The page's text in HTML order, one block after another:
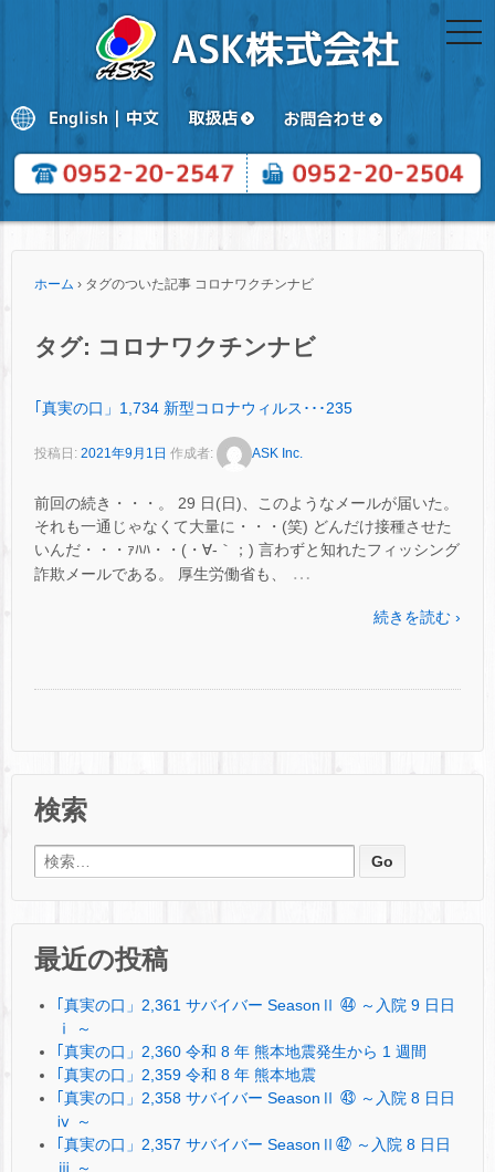
ホーム › タグのついた記事 コロナワクチンナビ
タグ: コロナワクチンナビ
｢真実の口」1,734 新型コロナウィルス･･･235
投稿日: 2021年9月1日 作成者: ASK Inc.
前回の続き・・・。 29 日(日)、このようなメールが届いた。
それも一通じゃなくて大量に・・・(笑) どんだけ接種させた
いんだ・・・ｧﾊﾊ・・(・∀-｀；) 言わずと知れたフィッシング
詐欺メールである。 厚生労働省も、
…
続きを読む ›
検索
検索:
最近の投稿
｢真実の口」2,361 サバイバー SeasonⅡ ㊹ ～入院 9 日日
ⅰ ～
｢真実の口」2,360 令和 8 年 熊本地震発生から 1 週間
｢真実の口」2,359 令和 8 年 熊本地震
｢真実の口」2,358 サバイバー SeasonⅡ ㊸ ～入院 8 日日
ⅳ ～
｢真実の口」2,357 サバイバー SeasonⅡ㊷ ～入院 8 日日
ⅲ ～